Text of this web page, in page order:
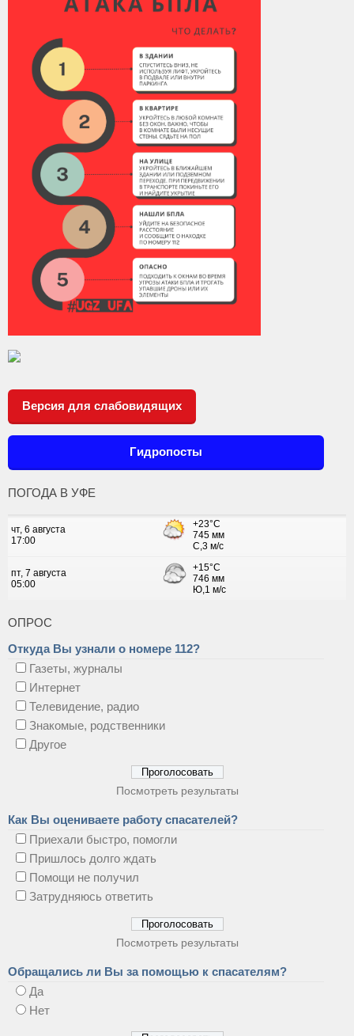
Версия для слабовидящих
Гидропосты
ПОГОДА В УФЕ
ОПРОС
Откуда Вы узнали о номере 112?
Газеты, журналы
Интернет
Телевидение, радио
Знакомые, родственники
Другое
Посмотреть результаты
Как Вы оцениваете работу спасателей?
Приехали быстро, помогли
Пришлось долго ждать
Помощи не получил
Затрудняюсь ответить
Посмотреть результаты
Обращались ли Вы за помощью к спасателям?
Да
Нет